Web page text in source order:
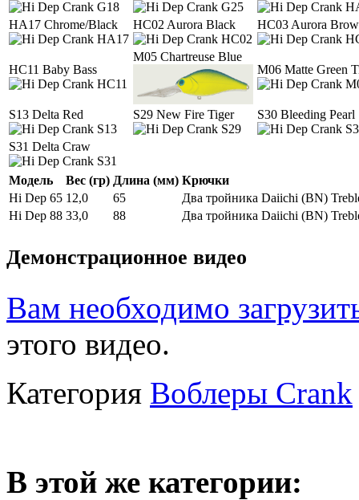
HA17 Chrome/Black HC02 Aurora Black HC03 Aurora
HC11 Baby Bass
M05 Chartreuse Blue
M06 Matte Green
S13 Delta Red S29 New Fire Tiger S30 Bleeding Pearl
S31 Delta Craw
Модель Вес (гр) Длина (мм) Крючки
Hi Dep 65 12,0 65
Два тройника Daiichi (BN)
Hi Dep 88 33,0 88 Два тройника Daiichi (BN)
Демонстрационное видео
Вам необходимо
этого видео.
Категория Воблеры Crank
В этой же категории: